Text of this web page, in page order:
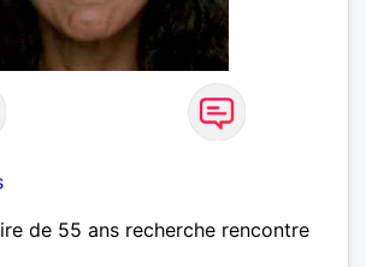
de 55 ans recherche rencontre